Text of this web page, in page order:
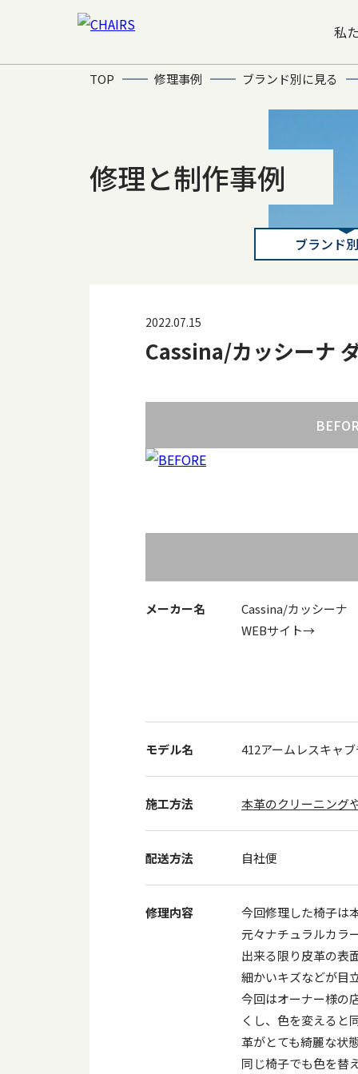
私
TOP 修理事例 ブランド別に見る
修理と制作事例
ブランド
2022.07.15
Cassina/カッシーナ
メーカー名
Cassina/カッシーナ
WEBサイト→
モデル名 412アームレスキャ
施工方法 本革のクリーニング
配送方法 自社便
修理内容
今回修理した椅子は
元々ナチュラルカラ
出来る限り皮革の表
細かいキズなどが目
今回はオーナー様の
くし、色を変えると
革がとても綺麗な状
同じ椅子でも色を替